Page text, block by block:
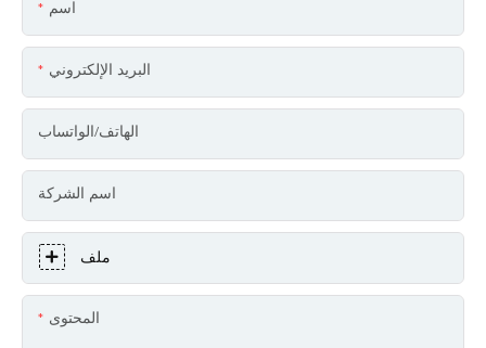
اسم
البريد الإلكتروني
الهاتف/الواتساب
اسم الشركة
ملف
المحتوى